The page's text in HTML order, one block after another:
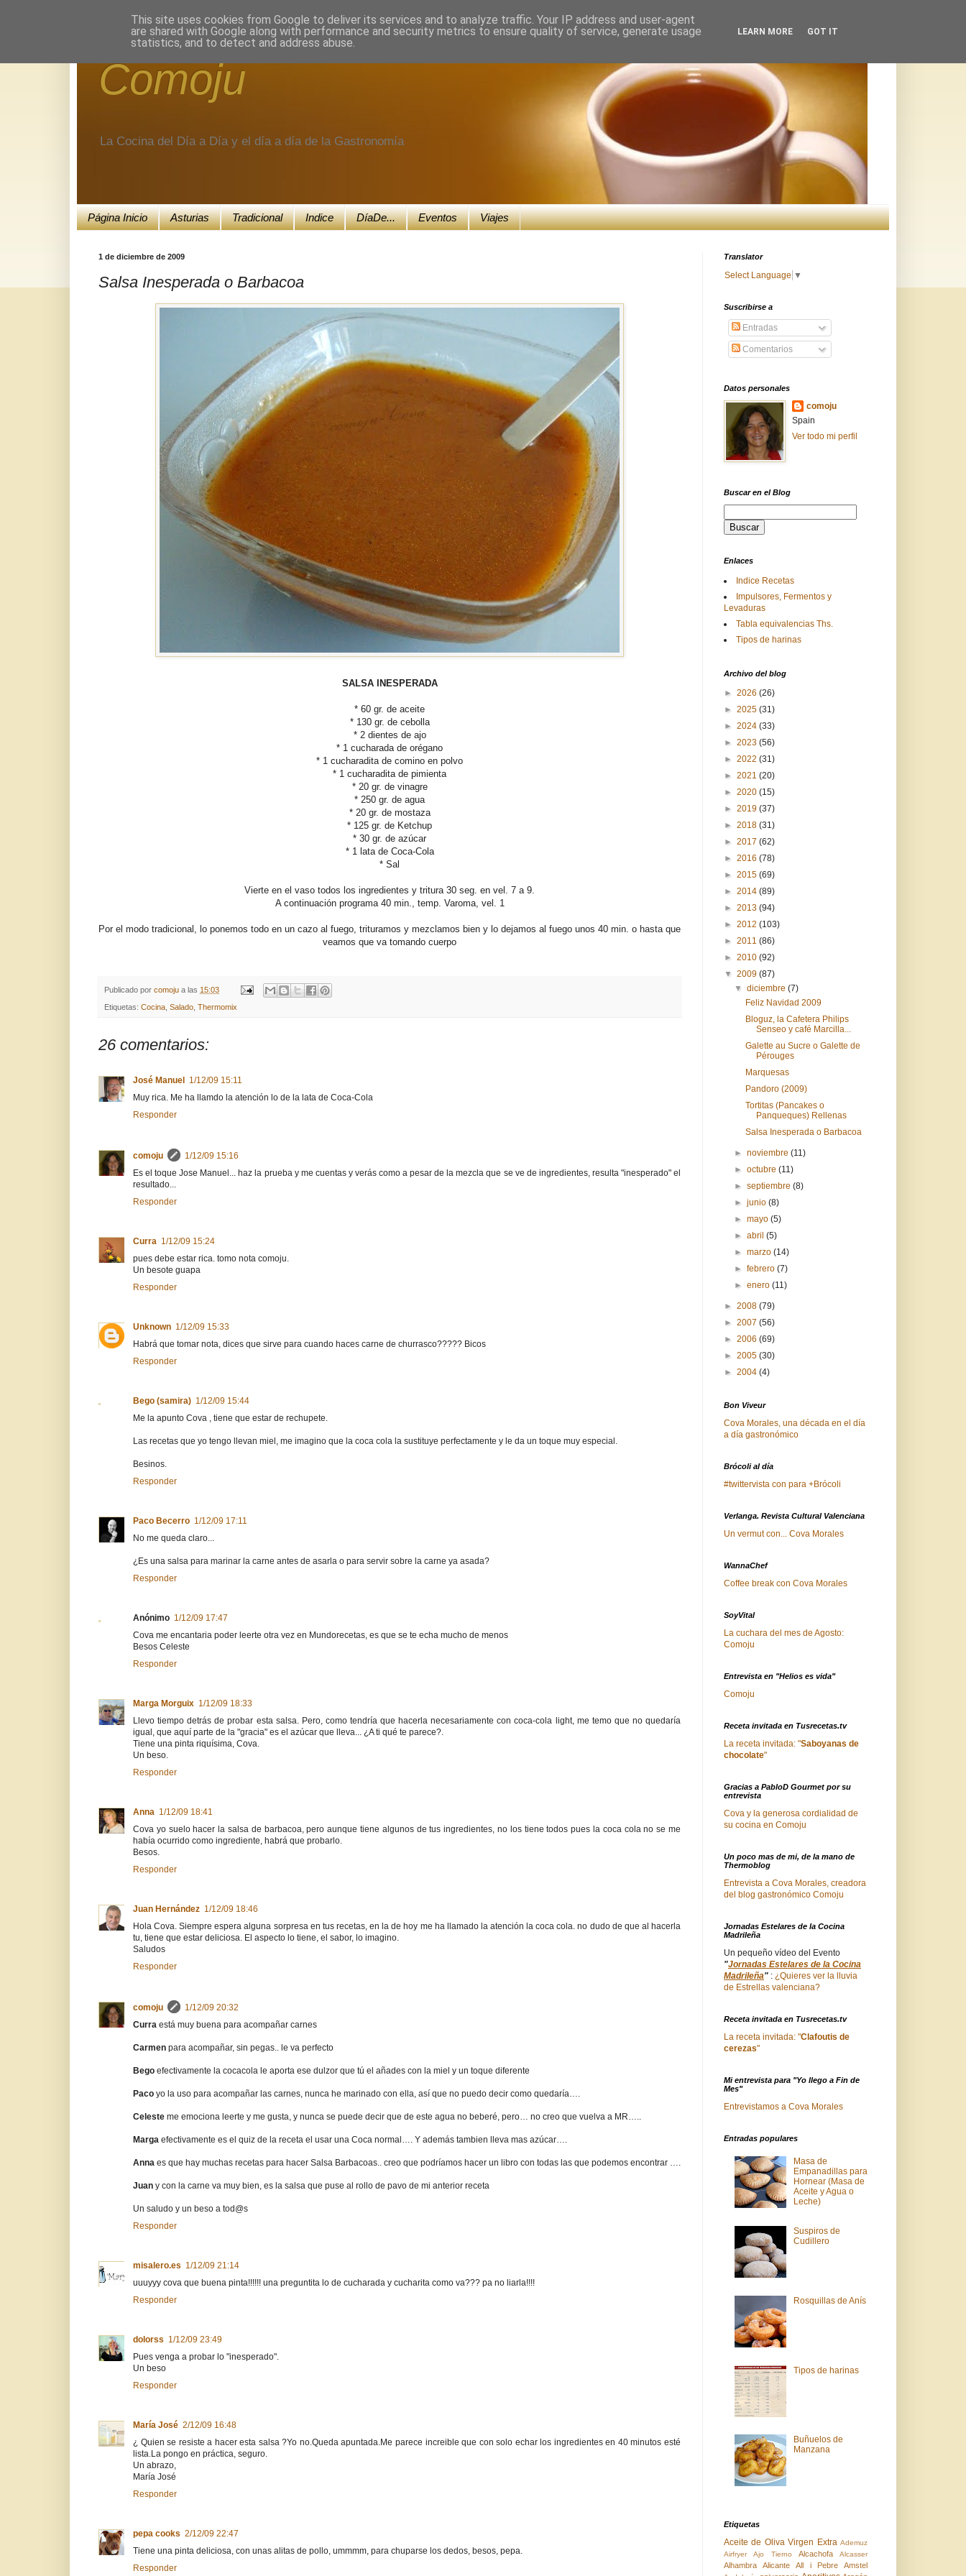
Comoju
La Cocina del Día a Día y el día a día de la Gastronomía
Página Inicio Asturias Tradicional Indice DíaDe... Eventos Viajes
1 de diciembre de 2009
Salsa Inesperada o Barbacoa
SALSA INESPERADA
* 60 gr. de aceite
* 130 gr. de cebolla
* 2 dientes de ajo
* 1 cucharada de orégano
* 1 cucharadita de comino en polvo
* 1 cucharadita de pimienta
* 20 gr. de vinagre
* 250 gr. de agua
* 20 gr. de mostaza
* 125 gr. de Ketchup
* 30 gr. de azúcar
* 1 lata de Coca-Cola
* Sal
Vierte en el vaso todos los ingredientes y tritura 30 seg. en vel. 7 a 9.
A continuación programa 40 min., temp. Varoma, vel. 1
Por el modo tradicional, lo ponemos todo en un cazo al fuego, trituramos y mezclamos bien y lo dejamos al fuego unos 40 min. o hasta que
veamos que va tomando cuerpo
Publicado por comoju a las 15:03
Etiquetas: Cocina Salado Thermomix
26 comentarios:
José Manuel
1/12/09 15:11
Muy rica. Me ha llamdo la atención lo de la lata de Coca-Cola
Responder
comoju
1/12/09 15:16
Es el toque Jose Manuel... haz la prueba y me cuentas y verás como a pesar de la mezcla que se ve de ingredientes, resulta "inesperado" el
resultado...
Responder
Curra 1/12/09 15:24
pues debe estar rica. tomo nota comoju.
Un besote guapa
Responder
Unknown 1/12/09 15:33
Habrá que tomar nota, dices que sirve para cuando haces carne de churrasco????? Bicos
Responder
Bego (samira) 1/12/09 15:44
Me la apunto Cova , tiene que estar de rechupete.
Las recetas que yo tengo llevan miel, me imagino que la coca cola la sustituye perfectamente y le da un toque muy especial.
Besinos.
Responder
Paco Becerro 1/12/09 17:11
No me queda claro...
¿Es una salsa para marinar la carne antes de asarla o para servir sobre la carne ya asada?
Responder
Anónimo 1/12/09 17:47
Cova me encantaria poder leerte otra vez en Mundorecetas, es que se te echa mucho de menos
Besos Celeste
Responder
Marga Morguix 1/12/09 18:33
Llevo tiempo detrás de probar esta salsa. Pero, como tendría que hacerla necesariamente con coca-cola light, me temo que no quedaría
igual, que aquí parte de la "gracia" es el azúcar que lleva... ¿A ti qué te parece?.
Tiene una pinta riquísima, Cova.
Un beso.
Responder
Anna 1/12/09 18:41
Cova yo suelo hacer la salsa de barbacoa, pero aunque tiene algunos de tus ingredientes, no los tiene todos pues la coca cola no se me
había ocurrido como ingrediente, habrá que probarlo.
Besos.
Responder
Juan Hernández 1/12/09 18:46
Hola Cova. Siempre espera alguna sorpresa en tus recetas, en la de hoy me ha llamado la atención la coca cola. no dudo de que al hacerla
tu, tiene que estar deliciosa. El aspecto lo tiene, el sabor, lo imagino.
Saludos
Responder
comoju
1/12/09 20:32
Curra está muy buena para acompañar carnes
Carmen para acompañar, sin pegas.. le va perfecto
Bego efectivamente la cocacola le aporta ese dulzor que tú el añades con la miel y un toque diferente
Paco yo la uso para acompañar las carnes, nunca he marinado con ella, así que no puedo decir como quedaría….
Celeste me emociona leerte y me gusta, y nunca se puede decir que de este agua no beberé, pero… no creo que vuelva a MR…..
Marga efectivamente es el quiz de la receta el usar una Coca normal…. Y además tambien lleva mas azúcar….
Anna es que hay muchas recetas para hacer Salsa Barbacoas.. creo que podríamos hacer un libro con todas las que podemos encontrar ….
Juan y con la carne va muy bien, es la salsa que puse al rollo de pavo de mi anterior receta
Un saludo y un beso a tod@s
Responder
misalero.es 1/12/09 21:14
uuuyyy cova que buena pinta!!!!!! una preguntita lo de cucharada y cucharita como va??? pa no liarla!!!!
Responder
dolorss 1/12/09 23:49
Pues venga a probar lo "inesperado".
Un beso
Responder
María José 2/12/09 16:48
¿ Quien se resiste a hacer esta salsa ?Yo no.Queda apuntada.Me parece increible que con solo echar los ingredientes en 40 minutos esté
lista.La pongo en práctica, seguro.
Un abrazo,
María José
Responder
pepa cooks 2/12/09 22:47
Tiene una pinta deliciosa, con unas alitas de pollo, ummmm, para chuparse los dedos, besos, pepa.
Responder
Translator
Select Language ▼
Suscribirse a
Entradas
Comentarios
Datos personales
comoju
Spain
Ver todo mi perfil
Buscar en el Blog
Enlaces
Indice Recetas
Impulsores, Fermentos y
Levaduras
Tabla equivalencias Ths.
Tipos de harinas
Archivo del blog
► 2026 (26)
► 2025 (31)
► 2024 (33)
► 2023 (56)
► 2022 (31)
► 2021 (20)
► 2020 (15)
► 2019 (37)
► 2018 (31)
► 2017 (62)
► 2016 (78)
► 2015 (69)
► 2014 (89)
► 2013 (94)
► 2012 (103)
► 2011 (86)
► 2010 (92)
▼ 2009 (87)
▼diciembre(7)
Feliz Navidad 2009
Bloguz, la Cafetera Philips
Senseo y café Marcilla...
Galette au Sucre o Galette de
Pérouges
Marquesas
Pandoro (2009)
Tortitas (Pancakes o
Panqueques) Rellenas
Salsa Inesperada o Barbacoa
►noviembre(11)
►octubre(11)
►septiembre(8)
►junio(8)
►mayo(5)
►abril(5)
►marzo(14)
►febrero(7)
►enero(11)
► 2008 (79)
► 2007 (56)
► 2006 (69)
► 2005 (30)
► 2004 (4)
Bon Viveur
Cova Morales, una década en el día
a día gastronómico
Brócoli al día
#twittervista con para +Brócoli
Verlanga. Revista Cultural Valenciana
Un vermut con... Cova Morales
WannaChef
Coffee break con Cova Morales
SoyVital
La cuchara del mes de Agosto:
Comoju
Entrevista en "Helios es vida"
Comoju
Receta invitada en Tusrecetas.tv
La receta invitada: "Saboyanas de
chocolate"
Gracias a PabloD Gourmet por su
entrevista
Cova y la generosa cordialidad de
su cocina en Comoju
Un poco mas de mi, de la mano de
Thermoblog
Entrevista a Cova Morales, creadora
del blog gastronómico Comoju
Jornadas Estelares de la Cocina
Madrileña
Un pequeño vídeo del Evento
"Jornadas Estelares de la Cocina
Madrileña" : ¿Quieres ver la lluvia
de Estrellas valenciana?
Receta invitada en Tusrecetas.tv
La receta invitada: "Clafoutis de
cerezas"
Mi entrevista para "Yo llego a Fin de
Mes"
Entrevistamos a Cova Morales
Entradas populares
Masa de
Empanadillas para
Hornear (Masa de
Aceite y Agua o
Leche)
Suspiros de
Cudillero
Rosquillas de Anís
Tipos de harinas
Buñuelos de
Manzana
Etiquetas
Aceite de Oliva Virgen Extra Ademuz
Airfryer
Ajo Tierno Alcachofa Alcasser
Alhambra Alicante All i Pebre Amstel
This site uses cookies from Google to deliver its services and to analyze traffic. Your IP address and user-agent
are shared with Google along with performance and security metrics to ensure quality of service, generate usage
statistics, and to detect and address abuse.
LEARN MORE GOT IT